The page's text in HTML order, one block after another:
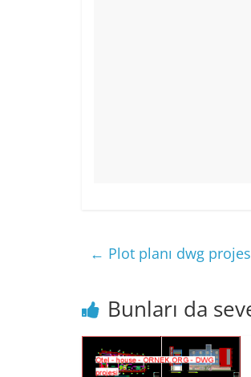
← Plot planı dwg
Bunları da